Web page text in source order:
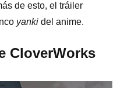
de esto, el tráiler
yanki del anime.
CloverWorks